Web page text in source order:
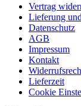
Vertrag
Lieferung
Datenschutz
AGB
Impressum
Kontakt
Lieferzeit
Cookie